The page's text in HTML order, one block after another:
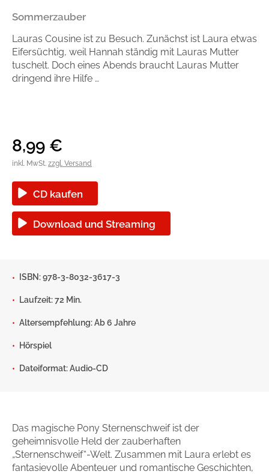
Man sieht sich
Ratgeber und Sachbuch
Reihen
Handel
Presse
Blogger und Influencer
Sommerzauber
Lauras Cousine ist zu Besuch. Zunächst ist Laura etwas
Eifersüchtig, weil Hannah ständig mit Lauras Mutter
tuschelt. Doch eines Abends braucht Lauras Mutter
dringend ihre Hilfe …
8,99 €
inkl. MwSt. zzgl. Versand
CD kaufen
Download und Streaming
ISBN: 978-3-8032-3617-3
Laufzeit: 72 Min.
Altersempfehlung: Ab 6 Jahre
Hörspiel
Dateiformat: Audio-CD
Das magische Pony Sternenschweif ist der
geheimnisvolle Held der zauberhaften
„Sternenschweif“-Welt. Zusammen mit Laura erlebt es
fantasievolle Abenteuer und romantische Geschichten,